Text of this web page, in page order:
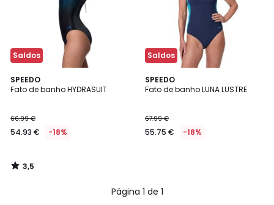
Saldos
SPEEDO
Fato de banho HYDRASUIT
66.99 €
54.93 € -18%
3,5
/ 5
3,5
/
Saldos
SPEEDO
Fato de banho LUNA LUSTRE
67.99 €
55.75 € -18%
Página 1 de 1